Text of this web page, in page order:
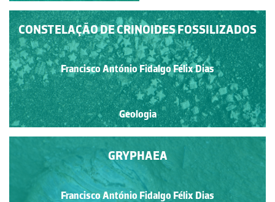
CONSTELAÇÃO DE CRINOIDES FOSSILIZADOS
Francisco António Fidalgo Félix Dias
Geologia
GRYPHAEA
Francisco António Fidalgo Félix Dias